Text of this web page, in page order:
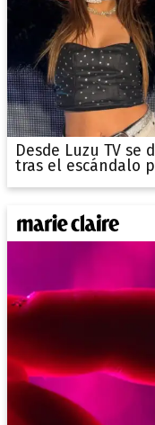
Desde Luzu TV se
tras el escándalo